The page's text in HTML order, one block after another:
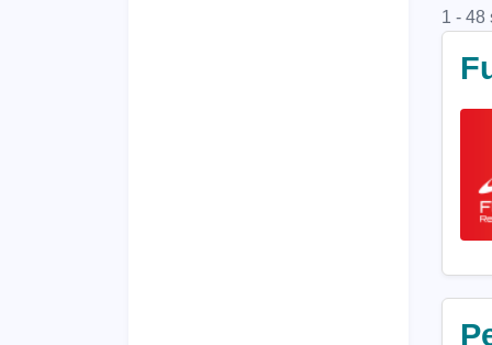
1 - 48